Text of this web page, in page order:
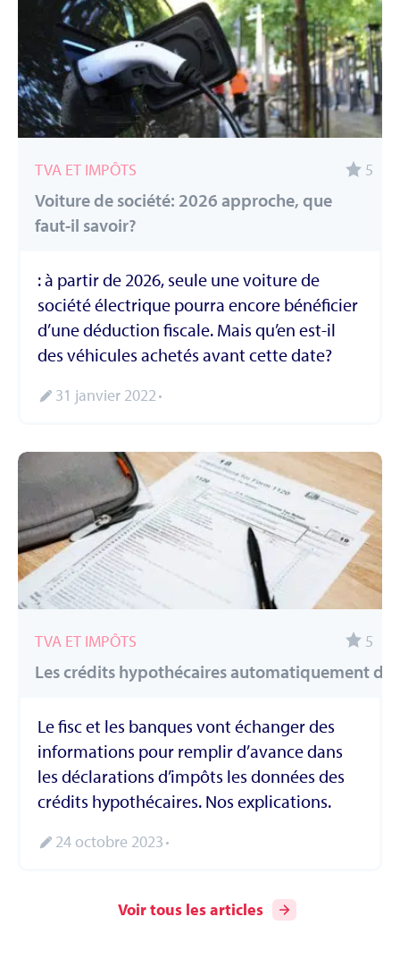
TVA ET IMPÔTS 5
Voiture de société: 2026 approche, que
faut-il savoir?
: à partir de 2026, seule une voiture de
société électrique pourra encore bénéficier
d’une déduction fiscale. Mais qu’en est-il
des véhicules achetés avant cette date?
31 janvier 2022
TVA ET IMPÔTS 5
Les crédits hypothécaires automatiquement
Le fisc et les banques vont échanger des
informations pour remplir d’avance dans
les déclarations d’impôts les données des
crédits hypothécaires. Nos explications.
24 octobre 2023
Voir tous les articles